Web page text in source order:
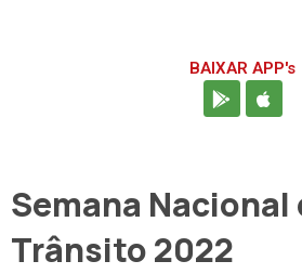
BAIXAR APP's
Semana Nacional
Trânsito 2022